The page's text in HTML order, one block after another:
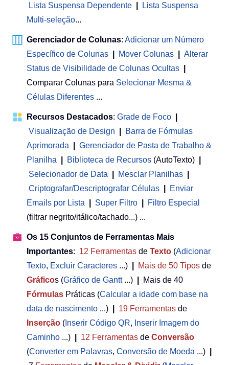
Lista Suspensa Dependente
Lista Suspensa
Multi-seleção...
Gerenciador de Colunas: Adicionar um Número
Específico de Colunas
Mover Colunas
Alterar
Status de Visibilidade de Colunas Ocultas
Comparar Colunas para Selecionar Mesma &
Células Diferentes ...
Recursos Destacados: Grade de Foco
Visualização de Design
Barra de Fórmulas
Aprimorada
Gerenciador de Pasta de Trabalho &
Planilha
Biblioteca de Recursos (AutoTexto)
Selecionador de Data
Mesclar Planilhas
Criptografar/Descriptografar Células
Enviar
Emails por Lista
Super Filtro
Filtro Especial
(filtrar negrito/itálico/tachado...) ...
Os 15 Conjuntos de Ferramentas Mais
Importantes: 12 Ferramentas de Texto (Adicionar
Texto, Excluir Caracteres ...) Mais de 50 Tipos de
Gráficos (Gráfico de Gantt...)
Mais de 40
Fórmulas Práticas (Calcular a idade com base na
data de nascimento ...) 19 Ferramentas de
Inserção ( Inserir Código QR, Inserir Imagem do
Caminho ...) 12 Ferramentas de Conversão
(Converter em Palavras, Conversão de Moeda ...)